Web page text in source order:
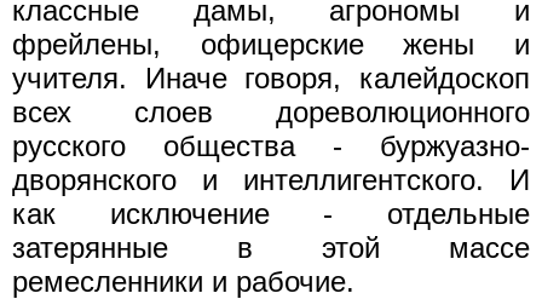
классные дамы, агрономы и
фрейлены, офицерские жены и
учителя. Иначе говоря, калейдоскоп
всех слоев дореволюционного
русского общества - буржуазно-
дворянского и интеллигентского. И
как исключение - отдельные
затерянные в этой массе
ремесленники и рабочие.